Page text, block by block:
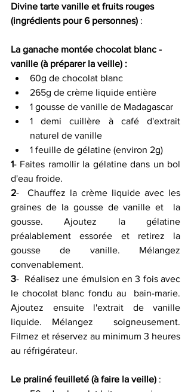
Divine tarte vanille et fruits rouges
(ingrédients pour 6 personnes) :
La ganache montée chocolat blanc -
vanille (à préparer la veille) :
60g de chocolat blanc
265g de crème liquide entière
1 gousse de vanille de Madagascar
1 demi cuillère à café d'extrait
naturel de vanille
1 feuille de gélatine (environ 2g)
1- Faites ramollir la gélatine dans un bol
d'eau froide.
2-  Chauffez la crème liquide avec les
graines de la gousse de vanille et  la
gousse. Ajoutez la gélatine
préalablement essorée et retirez la
gousse de vanille. Mélangez
convenablement.
3-  Réalisez une émulsion en 3 fois avec
le chocolat blanc fondu au  bain-marie.
Ajoutez ensuite l'extrait de vanille
liquide. Mélangez  soigneusement.
Filmez et réservez au minimum 3 heures
au réfrigérateur.
Le praliné feuilleté (à faire la veille) :